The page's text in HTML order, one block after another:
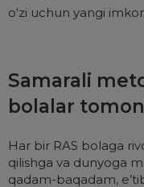
o‘zi uchun yangi
Samarali
bolalar
Har bir RAS bolaga
qilishga va dunyoga
qadam-baqadam,